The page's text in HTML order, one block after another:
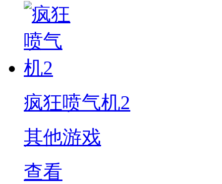
疯狂喷气机2
其他游戏
查看